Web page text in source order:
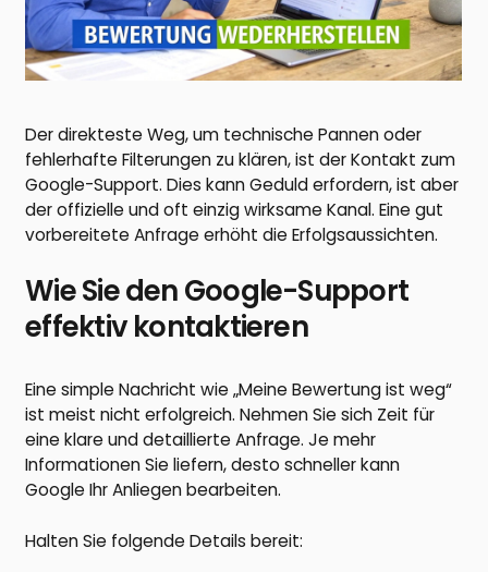
Der direkteste Weg, um technische Pannen oder
fehlerhafte Filterungen zu klären, ist der Kontakt zum
Google-Support. Dies kann Geduld erfordern, ist aber
der offizielle und oft einzig wirksame Kanal. Eine gut
vorbereitete Anfrage erhöht die Erfolgsaussichten.
Wie Sie den Google-Support
effektiv kontaktieren
Eine simple Nachricht wie „Meine Bewertung ist weg“
ist meist nicht erfolgreich. Nehmen Sie sich Zeit für
eine klare und detaillierte Anfrage. Je mehr
Informationen Sie liefern, desto schneller kann
Google Ihr Anliegen bearbeiten.
Halten Sie folgende Details bereit: